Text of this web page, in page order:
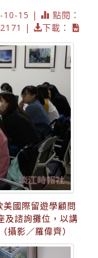
10-15 |
點閱：
2171 |
下載：
國際留遊學顧問
及諮詢攤位，以講
攝影／羅偉齊）